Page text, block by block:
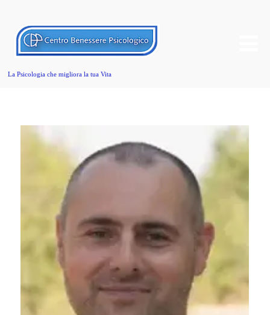
La Psicologia che migliora la tua Vita